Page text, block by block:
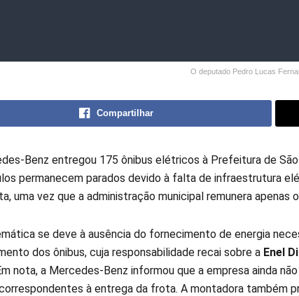
O deputado Pedro Lucas
Compartilhar
Benz entregou 175 ônibus elétricos à Prefeitura de
permanecem parados devido à falta de infraestrutura
uma vez que a administração municipal remunera
se deve à ausência do fornecimento de energia
dos ônibus, cuja responsabilidade recai sobre a Enel
nota, a Mercedes-Benz informou que a empresa ainda
à entrega da frota. A montadora também